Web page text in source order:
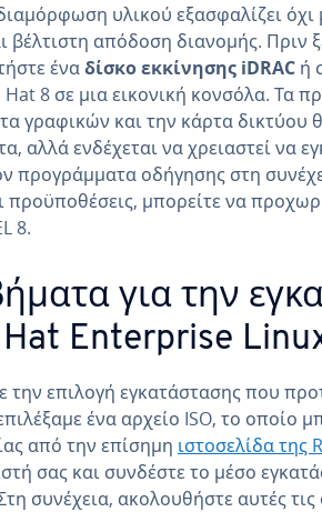
υλικού εξασφαλίζει
βέλτιστη απόδοση διανομής. Πριν
έναδίσκο εκκίνησης iDRAC ή
Hat 8 σε μια εικονική κονσόλα. Τα
γραφικών και την κάρτα δικτύου
αλλά ενδέχεται να χρειαστεί να
προγράμματα οδήγησης στη
προϋποθέσεις, μπορείτε να
8.
για την
Hat Enterprise
την επιλογή εγκατάστασης που
ένα αρχείο ISO, το οποίο
από την επίσημη ιστοσελίδα της
σας και συνδέστε το μέσο
συνέχεια, ακολουθήστε αυτές τις